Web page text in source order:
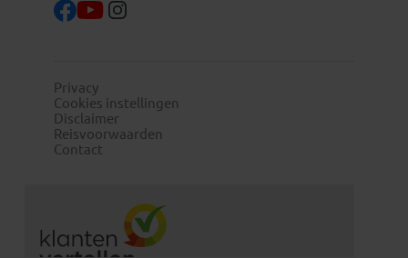
Privacy
Cookies instellingen
Disclaimer
Reisvoorwaarden
Contact